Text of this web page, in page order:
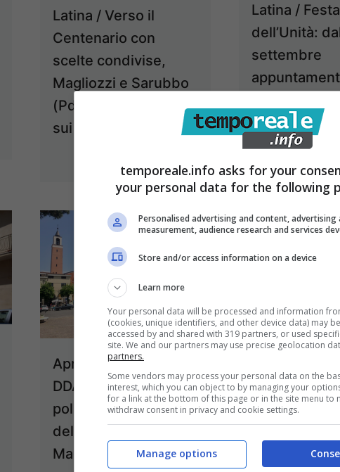
Latina / Verso il
Centenario con
scelte condivise,
Magliozzi e Sarubbo
(Pd): “trasparenza
sui fondi”
Latina / Festa
dell’Unità:
settembre
4
Aprilia / Operazione
DDA, criminalità e
politica: le riflessioni
della Ciolfi (M5s) e di
Magliozzi (Pd)
non
temporeale.info asks for your
your personal data for the following
Personalised advertising and content, advertising
measurement, audience research and services
Store and/or access information on a device
Learn more
Your personal data will be processed and information
(cookies, unique identifiers, and other device data) may
accessed by and shared with 319 partners, or used
site. We and our partners may use precise geolocation
partners.
Some vendors may process your personal data on the
interest, which you can object to by managing your
for a link at the bottom of this page or in the site menu to
withdraw consent in privacy and cookie settings.
Manage options